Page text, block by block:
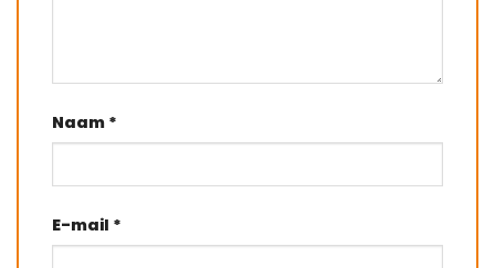
Naam *
E-mail *